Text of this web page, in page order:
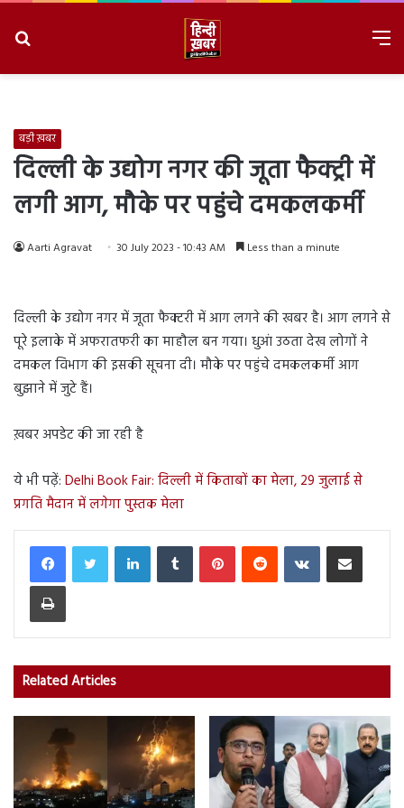
बड़ी ख़बर
दिल्ली के उद्योग नगर की जूता फैक्ट्री में
लगी आग, मौके पर पहुंचे दमकलकर्मी
Aarti Agravat 30 July 2023 - 10:43 AM Less than a minute
दिल्ली के उद्योग नगर में जूता फैक्टरी में आग लगने की खबर है। आग लगने से
पूरे इलाके में अफरातफरी का माहौल बन गया। धुआं उठता देख लोगों ने
दमकल विभाग की इसकी सूचना दी। मौके पर पहुंचे दमकलकर्मी आग
बुझाने में जुटे हैं।
ख़बर अपडेट की जा रही है
ये भी पढ़ें: Delhi Book Fair: दिल्ली में किताबों का मेला, 29 जुलाई से
प्रगति मैदान में लगेगा पुस्तक मेला
LinkedInTumblr PinterestReddit VKontakteShare via Email
Print
Related Articles